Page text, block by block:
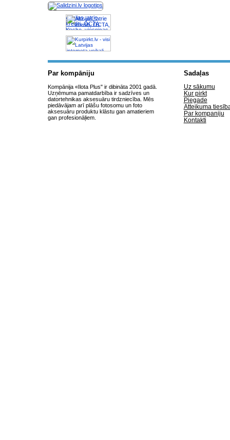
Akcijas, atrie
krediti, OCTA,
Kasko, viesnicas,
letas aviobiletes,
taksi, interneta
veikali
Par kompāniju
Kompānija «Ilota Plus" ir dibināta 2001 gadā.
Uzņēmuma pamatdarbība ir sadzīves un
datortehnikas aksesuāru tirdzniecība. Mēs
piedāvājam arī plāšu fotosomu un foto
aksesuāru produktu klāstu gan amatieriem
gan profesionāļiem.
Sadaļas
Uz sākumu
Kur pirkt
Piegade
Atteikuma
Par kompaniju
Kontakti